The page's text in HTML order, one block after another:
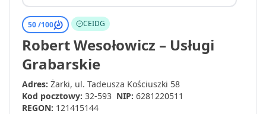
50 /100 CEIDG
Robert Wesołowicz – Usługi
Grabarskie
Adres: Żarki, ul. Tadeusza Kościuszki 58
Kod pocztowy: 32-593 NIP: 6281220511
REGON: 121415144